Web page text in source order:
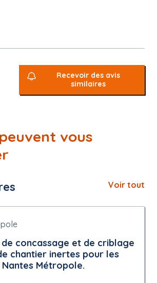
Recevoir des avis
similaires
vous
Voir tout
concassage et de criblage
chantier inertes pour les
Métropole.